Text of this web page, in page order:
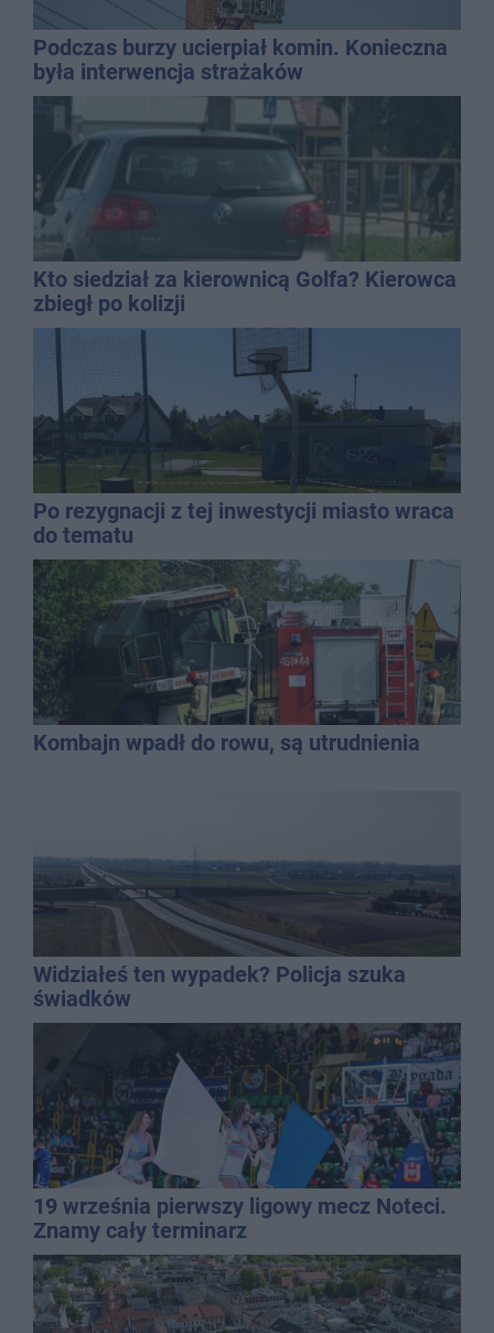
Podczas burzy ucierpiał komin. Konieczna
była interwencja strażaków
Kto siedział za kierownicą Golfa? Kierowca
zbiegł po kolizji
Po rezygnacji z tej inwestycji miasto wraca
do tematu
Kombajn wpadł do rowu, są utrudnienia
Widziałeś ten wypadek? Policja szuka
świadków
19 września pierwszy ligowy mecz Noteci.
Znamy cały terminarz